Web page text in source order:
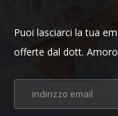
Puoi lasciarci la tua
offerte dal dott.